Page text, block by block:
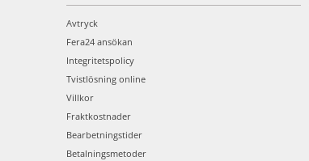
Avtryck
Fera24 ansökan
Integritetspolicy
Tvistlösning online
Villkor
Fraktkostnader
Bearbetningstider
Betalningsmetoder